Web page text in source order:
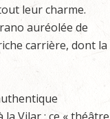
leur charme.
auréolée de
carrière, dont la